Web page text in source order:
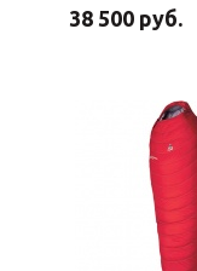
38 500 руб.